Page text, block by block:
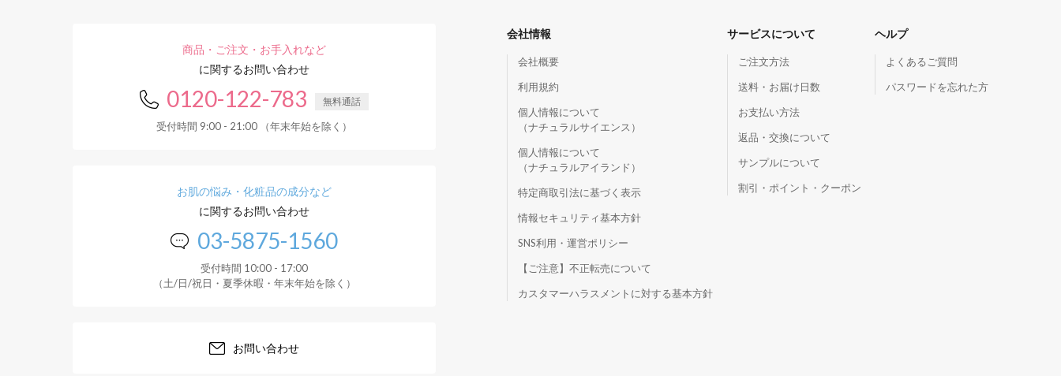
商品・ご注文・お手入れなど
に関するお問い合わせ
0120-122-783 無料通話
受付時間 9:00 - 21:00 （年末年始を除く）
お肌の悩み・化粧品の成分など
に関するお問い合わせ
03-5875-1560
受付時間 10:00 - 17:00
（土/日/祝日・夏季休暇・年末年始を除く）
お問い合わせ
会社情報
会社概要
利用規約
個人情報について
（ナチュラルサイエンス）
個人情報について
（ナチュラルアイランド）
特定商取引法に基づく表示
情報セキュリティ基本方針
SNS利用・運営ポリシー
【ご注意】不正転売について
カスタマーハラスメントに対する基本方針
サービスについて
ご注文方法
送料・お届け日数
お支払い方法
返品・交換について
サンプルについて
割引・ポイント・クーポン
ヘルプ
よくあるご質問
パスワードを忘れた方